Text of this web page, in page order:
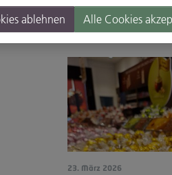
Standorte
23. März 2026
ablehnen Alle Cookies